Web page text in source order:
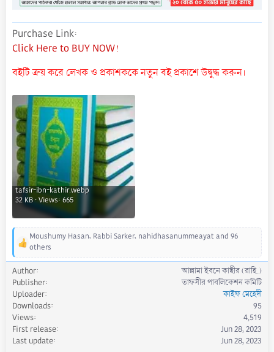
Purchase Link
Click Here to BUY NOW!
বইটি ক্রয় করে লেখক ও প্রকাশককে নতুন বই প্রকাশে উদ্বুদ্ধ করুন।
tafsir-ibn-kathir.webp
32 KB · Views: 665
R
e
a
c
t
i
o
n
s
:
Moushumy Hasan, Rabbi Sarker, nahidhasanummeayatand 96
others
Author
আল্লামা ইবনে কাছীর (রাহি.)
Publisher
তাফসীর পাবলিকেশন কমিটি
Uploader
কাইফ মেহেদী
Downloads
95
Views
4,519
First release
Jun 28, 2023
Last update
Jun 28, 2023